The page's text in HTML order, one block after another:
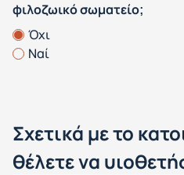
φιλοζωικό σωματείο;
Όχι
Ναί
Σχετικά με το
θέλετε να